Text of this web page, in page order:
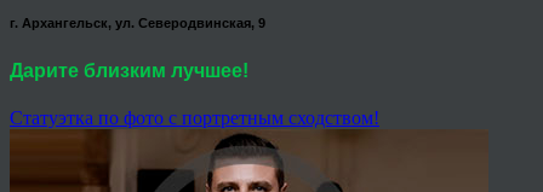
г. Архангельск, ул. Северодвинская, 9
Дарите близким лучшее!
Статуэтка по фото с портретным сходством!